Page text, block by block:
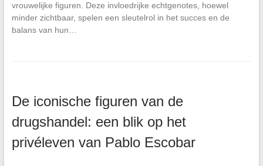
vrouwelijke figuren. Deze invloedrijke echtgenotes, hoewel
minder zichtbaar, spelen een sleutelrol in het succes en de
balans van hun…
De iconische figuren van de
drugshandel: een blik op het
privéleven van Pablo Escobar